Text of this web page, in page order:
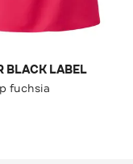
BLACK LABEL
fuchsia